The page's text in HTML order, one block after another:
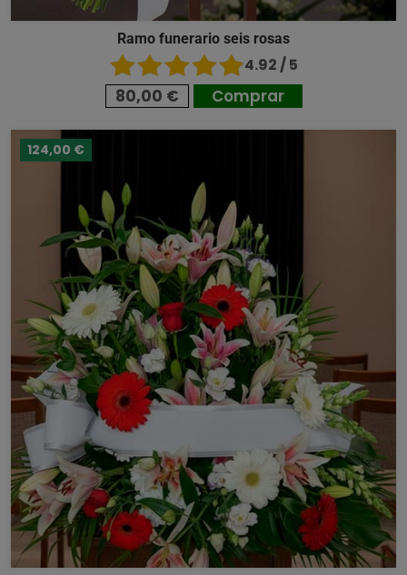
Ramo funerario seis rosas
4.92 / 5
80,00 € Comprar
124,00 €